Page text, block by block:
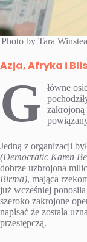
Photo by Tara
Azja, Afryka i
G
łówne
Jedną z organizacji
(Democratic Karen
dobrze uzbrojona
Birma), mająca
już wcześniej
szeroko zakrojone
napisać że została
przestępczą.